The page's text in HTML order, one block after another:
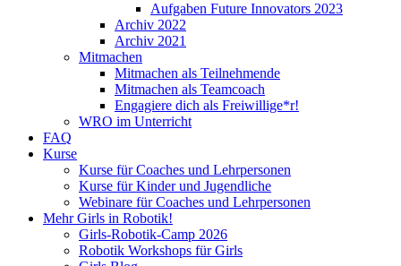
Aufgaben Future Innovators 2023
Archiv 2022
Archiv 2021
Mitmachen
Mitmachen als Teilnehmende
Mitmachen als Teamcoach
Engagiere dich als Freiwillige*r!
WRO im Unterricht
FAQ
Kurse
Kurse für Coaches und Lehrpersonen
Kurse für Kinder und Jugendliche
Webinare für Coaches und Lehrpersonen
Mehr Girls in Robotik!
Girls-Robotik-Camp 2026
Robotik Workshops für Girls